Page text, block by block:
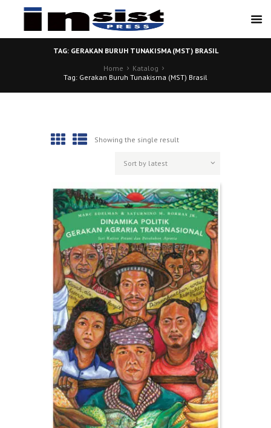
TAG: GERAKAN BURUH TUNAKISMA (MST) BRASIL
Home
Katalog
Tag: Gerakan Buruh Tunakisma (MST) Brasil
Showing the single result